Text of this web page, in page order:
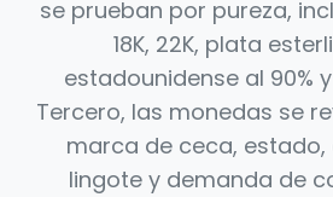
se prueban por pureza,
18K, 22K, plata
estadounidense al 90%
Tercero, las monedas se
marca de ceca,
lingote y demanda de